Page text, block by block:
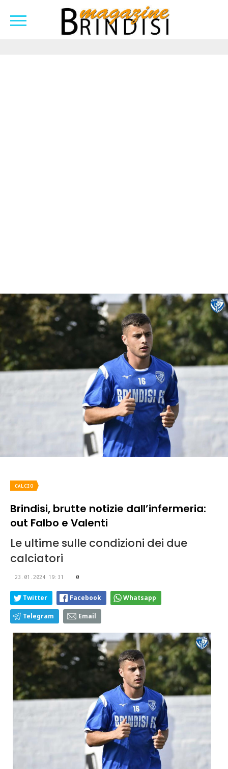
CALCIO
Brindisi, brutte notizie dall’infermeria:
out Falbo e Valenti
Le ultime sulle condizioni dei due
calciatori
23.01.2024 19:31 0
Twitter Facebook Whatsapp
Telegram Email